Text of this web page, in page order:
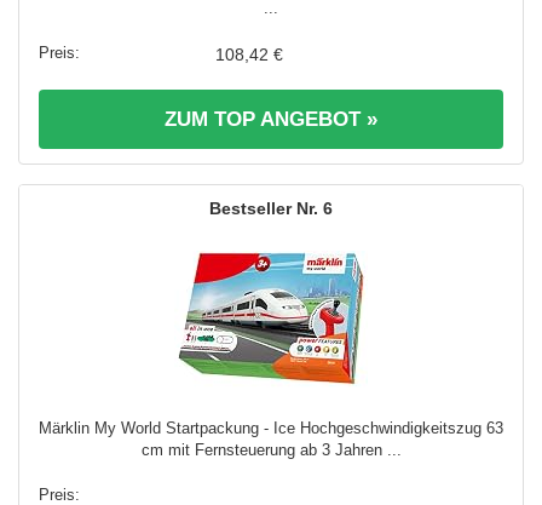
108,42 €
ZUM TOP ANGEBOT »
6
Märklin My World Startpackung - Ice Hochgeschwindigkeitszug 63
cm mit Fernsteuerung ab 3 Jahren ...